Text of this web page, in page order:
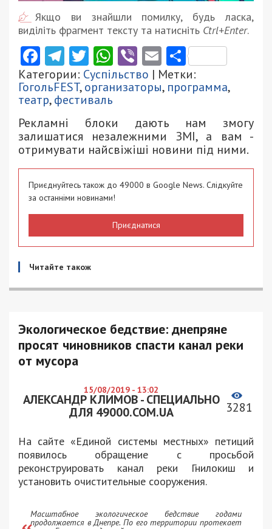
Якщо ви знайшли помилку, будь ласка,
виділіть фрагмент тексту та натисніть Ctrl+Enter.
Facebook
Telegram
Twitter
WhatsApp
ViberEmail
Категории: Суспільство | Метки:
ГогольFEST,организаторы, программа,
театр,фестиваль
Рекламні блоки дають нам змогу
залишатися незалежними ЗМІ, а вам -
отримувати найсвіжіші новини під ними.
Приєднуйтесь також до 49000 в Google News. Слідкуйте
за останніми новинами!
Приєднатися
Читайте також
Экологическое бедствие: днепряне
просят чиновников спасти канал реки
от мусора
15/08/2019 - 13:02
АЛЕКСАНДР КЛИМОВ - СПЕЦИАЛЬНО
ДЛЯ 49000.COM.UA
3281
На сайте «Единой системы местных» петиций
появилось обращение с просьбой
реконструировать канал реки Гнилокиш и
установить очистительные сооружения.
Масштабное экологическое бедствие годами
продолжается в Днепре. По его территории протекает